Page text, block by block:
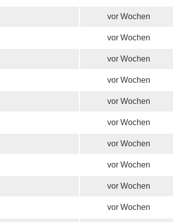
vor Wochen
vor Wochen
vor Wochen
vor Wochen
vor Wochen
vor Wochen
vor Wochen
vor Wochen
vor Wochen
vor Wochen